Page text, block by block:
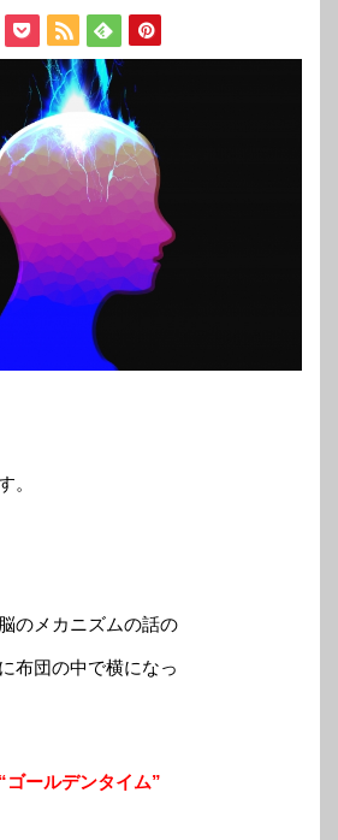
。
のメカニズムの話の
に布団の中で横になっ
ゴールデンタイム”